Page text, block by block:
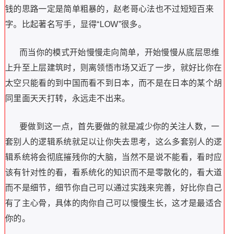
钱的思路一定是简单粗暴的，赵老哥心法也不过短短百来
字。比起著名写手，显得“LOW”很多。
而当你的模式开始慢慢走向简单，开始慢慢从底层思维
上升至上层建筑时，则离领悟市场又近了一步，就好比你在
太空只能看的到中国而看不到日本，而不是在日本的某个胡
同里面天天打转，永远走不出来。
要做到这一点，首先要做的就是减少你的关注人数，一
套别人的逻辑系统就足以让你失去思考，这么多套别人的逻
辑系统将会彻底摧残你的大脑，当然不是说不能看，看时应
该有针对性的看，看系统化的知识而不是零散化的，看大道
而不是细节，细节你自己可以通过实践来完善，好比你自己
有了主心骨，具体的肉你自己可以慢慢生长，这才是最适合
你的。